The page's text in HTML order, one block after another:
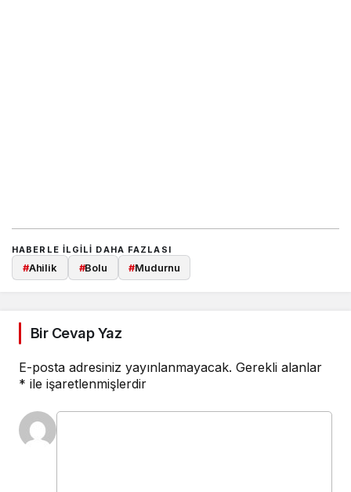
HABERLE ILGILI DAHA FAZLASI
#Ahilik #Bolu #Mudurnu
Bir Cevap Yaz
E-posta adresiniz yayınlanmayacak. Gerekli alanlar
* ile işaretlenmişlerdir